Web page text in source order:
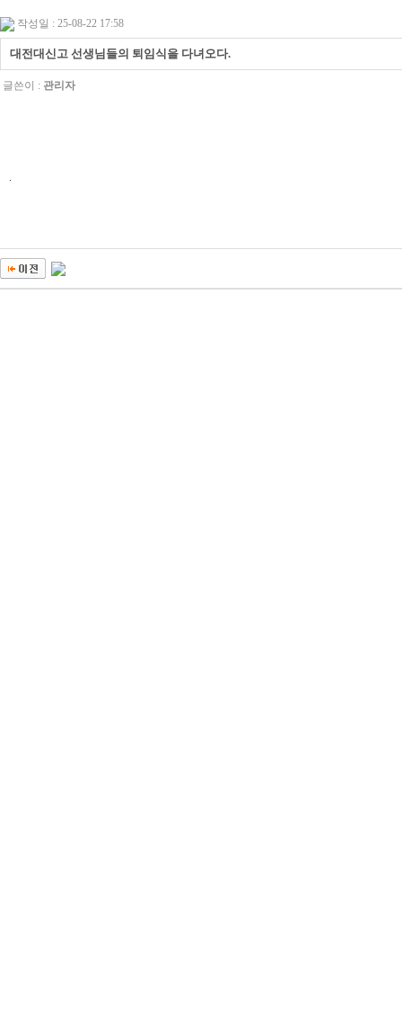
작성일 : 25-08-22 17:58
대전대신고 선생님들의 퇴임식을 다녀오다.
글쓴이 : 관리자
.